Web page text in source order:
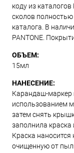
коду из каталогов
сколов полностью
каталога. В
PANTONE.
ОБЪЕМ:
15мл
НАНЕСЕНИЕ:
Карандаш-маркер
использованием
затем снять
заполнила
Краска
очищенную от